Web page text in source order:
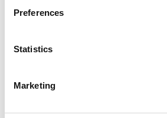
Preferences
Statistics
Marketing
1500V